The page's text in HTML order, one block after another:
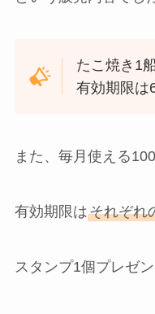
たこ焼き1
有効期限は
また、毎月使える
有効期限はそれぞれ
スタンプ1個プレゼ